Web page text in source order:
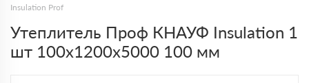
Insulation Prof
Утеплитель Проф КНАУФ Insulation 1
шт 100х1200х5000 100 мм